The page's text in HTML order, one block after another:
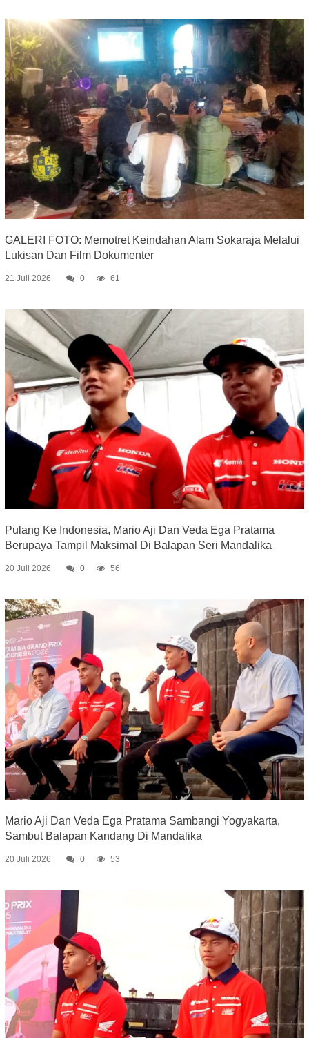
GALERI FOTO: Memotret Keindahan Alam Sokaraja Melalui
Lukisan Dan Film Dokumenter
21 Juli 2026 0 61
Pulang Ke Indonesia, Mario Aji Dan Veda Ega Pratama
Berupaya Tampil Maksimal Di Balapan Seri Mandalika
20 Juli 2026 0 56
Mario Aji Dan Veda Ega Pratama Sambangi Yogyakarta,
Sambut Balapan Kandang Di Mandalika
20 Juli 2026 0 53